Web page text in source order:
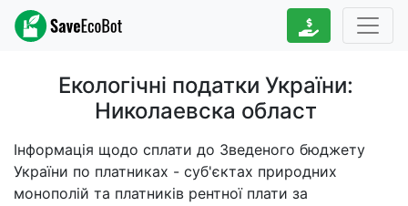
Екологічні податки України:
Николаевска област
Інформація щодо сплати до Зведеного бюджету
України по платниках - суб'єктах природних
монополій та платників рентної плати за